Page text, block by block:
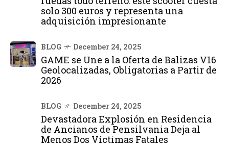
solo 300 euros y representa una
adquisición impresionante
BLOG December 24, 2025
GAME se Une a la Oferta de Balizas V16
Geolocalizadas, Obligatorias a Partir de
2026
BLOG December 24, 2025
Devastadora Explosión en Residencia
de Ancianos de Pensilvania Deja al
Menos Dos Víctimas Fatales